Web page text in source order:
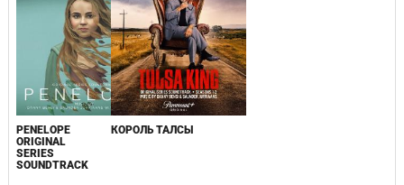
PENELOPE
ORIGINAL
SERIES
SOUNDTRACK
КОРОЛЬ ТАЛСЫ